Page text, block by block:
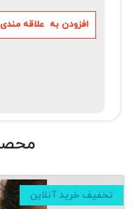
تخفیف خرید آنلاین